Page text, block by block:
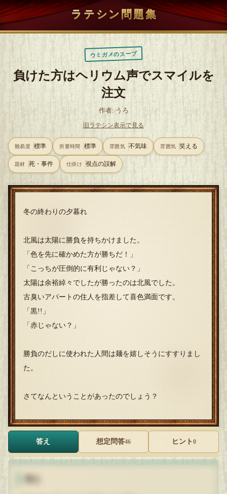
ラテシン問題集
ウミガメのスープ
負けた方はヘリウム声でスマイルを
注文
作者: うろ
旧ラテシン表示で見る
難易度 標準 所要時間 標準 雰囲気 不気味 雰囲気 笑える
題材 死・事件 仕掛け 視点の誤解
冬の終わりの夕暮れ
北風は太陽に勝負を持ちかけました。
「色を先に確かめた方が勝ちだ！」
「こっちが圧倒的に有利じゃない？」
太陽は余裕綽々でしたが勝ったのは北風でした。
古臭いアパートの住人を指差して喜色満面です。
「黒!!」
「赤じゃない？」
勝負のだしに使われた人間は麺を嬉しそうにすすりまし
た。
さてなんということがあったのでしょう？
答え 想定問答46 ヒント 0